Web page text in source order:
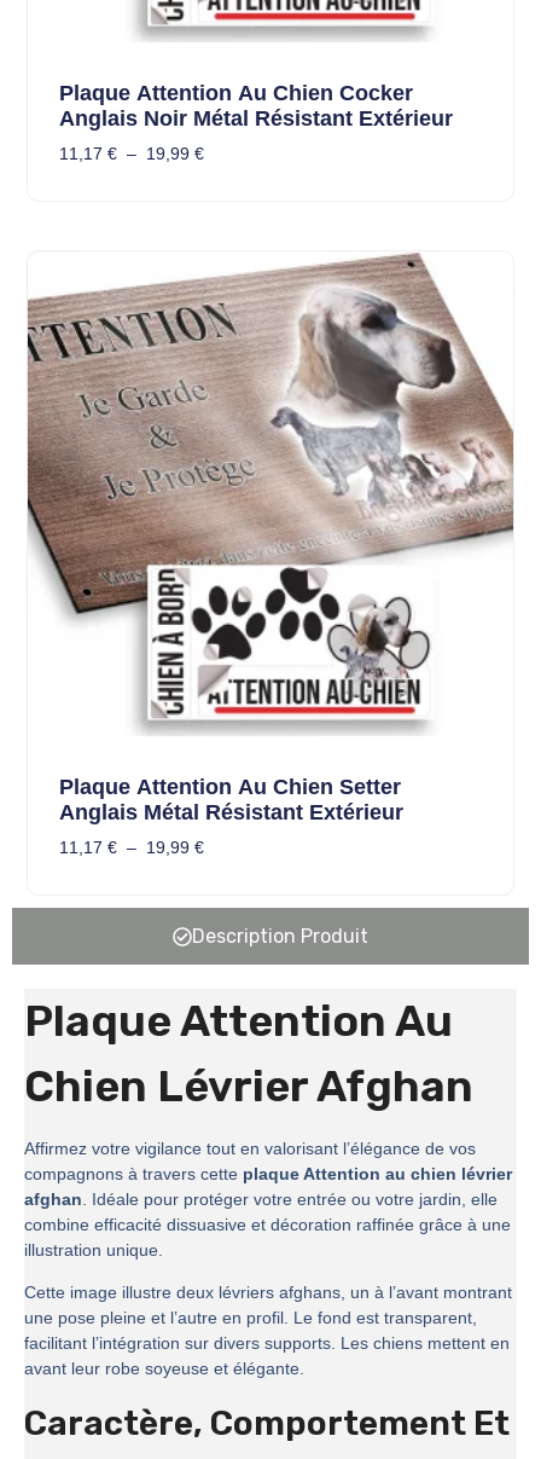
Plaque Attention Au Chien Cocker
Anglais Noir Métal Résistant Extérieur
11,17 € – 19,99 €
Plaque Attention Au Chien Setter
Anglais Métal Résistant Extérieur
11,17 € – 19,99 €
Description Produit
Plaque Attention Au
Chien Lévrier Afghan
Affirmez votre vigilance tout en valorisant l’élégance de vos
compagnons à travers cette plaque Attention au chien lévrier
afghan. Idéale pour protéger votre entrée ou votre jardin, elle
combine efficacité dissuasive et décoration raffinée grâce à une
illustration unique.
Cette image illustre deux lévriers afghans, un à l’avant montrant
une pose pleine et l’autre en profil. Le fond est transparent,
facilitant l’intégration sur divers supports. Les chiens mettent en
avant leur robe soyeuse et élégante.
Caractère, Comportement Et